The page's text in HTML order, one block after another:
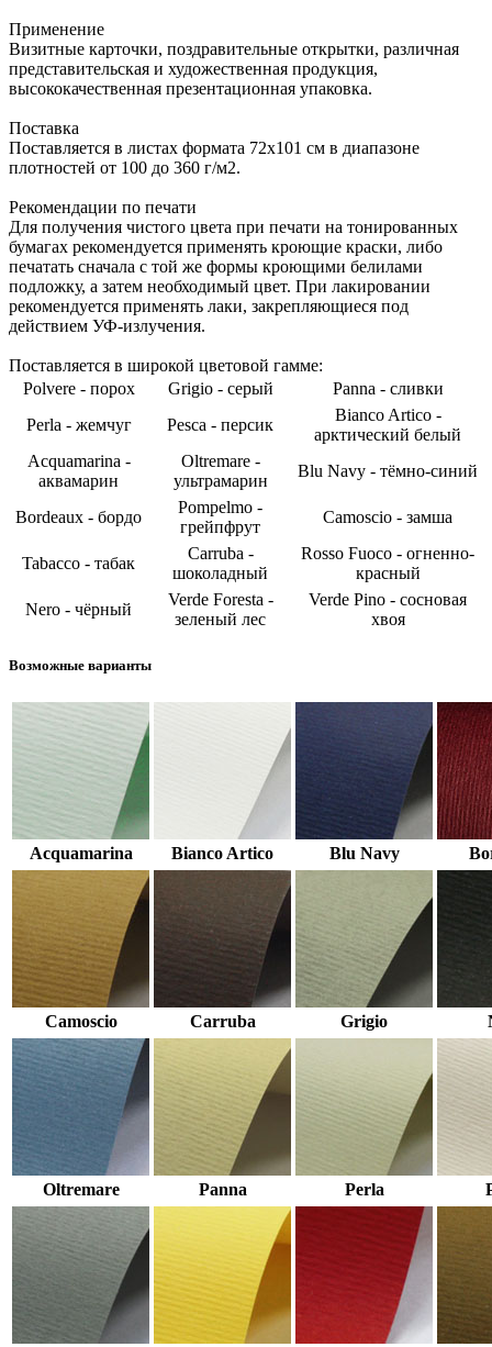
Применение
Визитные карточки, поздравительные открытки, различная
представительская и художественная продукция,
высококачественная презентационная упаковка.
Поставка
Поставляется в листах формата 72х101 см в диапазоне
плотностей от 100 до 360 г/м2.
Рекомендации по печати
Для получения чистого цвета при печати на тонированных
бумагах рекомендуется применять кроющие краски, либо
печатать сначала с той же формы кроющими белилами
подложку, а затем необходимый цвет. При лакировании
рекомендуется применять лаки, закрепляющиеся под
действием УФ-излучения.
Поставляется в широкой цветовой гамме:
Polvere - порох
Grigio - серый
Panna - сливки
Perla - жемчуг
Pesca - персик
Bianco Artico -
арктический белый
Acquamarina -
аквамарин
Oltremare -
ультрамарин
Blu Navy - тёмно-синий
Bordeaux - бордо
Pompelmo -
грейпфрут
Camoscio - замша
Tabacco - табак
Carruba -
шоколадный
Rosso Fuoco - огненно-
красный
Nero - чёрный
Verde Foresta -
зеленый лес
Verde Pino - сосновая
хвоя
Возможные варианты
Acquamarina Bianco Artico Blu Navy
Camoscio Carruba Grigio
Oltremare Panna Perla